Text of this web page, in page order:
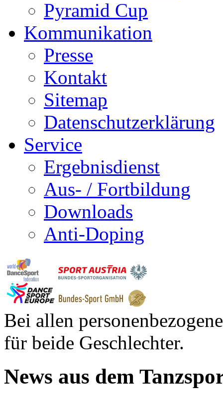
Pyramid Cup
Kommunikation
Presse
Kontakt
Sitemap
Datenschutzerklärung
Service
Ergebnisdienst
Aus- / Fortbildung
Downloads
Anti-Doping
Bei allen
für beide Geschlechter.
News aus dem